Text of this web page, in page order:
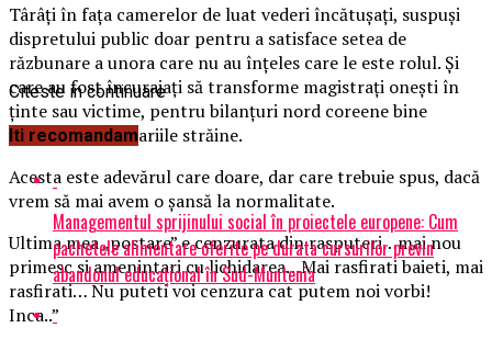
Târâţi în faţa camerelor de luat vederi încătuşaţi, suspuşi
dispretului public doar pentru a satisface setea de
răzbunare a unora care nu au înţeles care le este rolul. Şi
care au fost încurajaţi să transforme magistraţi oneşti în
ţinte sau victime, pentru bilanţuri nord coreene bine
văzute în cancelariile străine.
Acesta este adevărul care doare, dar care trebuie spus, dacă
vrem să mai avem o şansă la normalitate.
Ultima mea „postare” e cenzurata din rasputeri…mai nou
primesc si amenintari cu lichidarea…Mai rasfirati baieti, mai
rasfirati… Nu puteti voi cenzura cat putem noi vorbi!
Inca..”
Citeste in continuare
Iti recomandam
Managementul sprijinului social în proiectele europene: Cum
pachetele alimentare oferite pe durata cursurilor previn
abandonul educațional în Sud-Muntenia